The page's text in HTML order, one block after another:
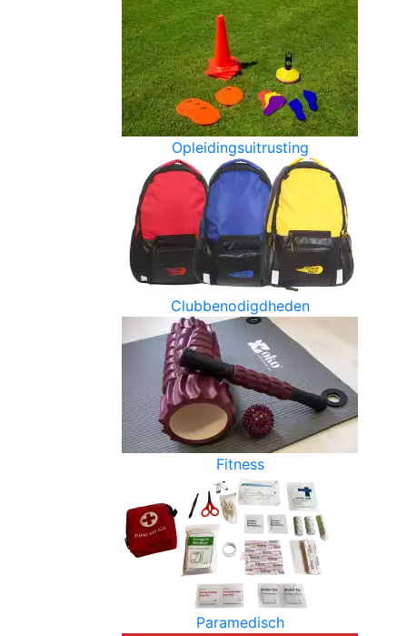
Opleidingsuitrusting
Clubbenodigdheden
Fitness
Paramedisch